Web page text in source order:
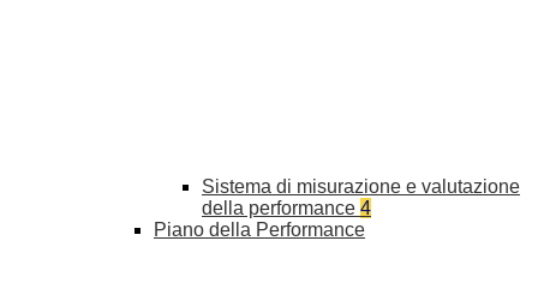
Sistema di misurazione e valutazione
della performance 4
Piano della Performance